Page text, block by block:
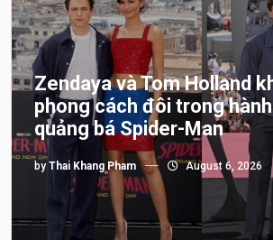
Zendaya và Tom Holland
phong cách đôi trong
quảng bá Spider-Man
by Thai Khang Pham August 6, 2026